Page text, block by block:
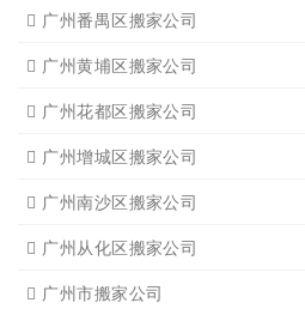
广州番禺区搬家公司
广州黄埔区搬家公司
广州花都区搬家公司
广州增城区搬家公司
广州南沙区搬家公司
广州从化区搬家公司
广州市搬家公司